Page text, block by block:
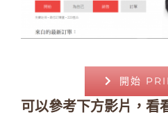
開始
可以參考下方影片，